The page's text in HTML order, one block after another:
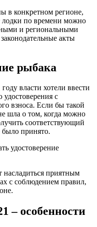
в конкретном регионе,
лодки по времени можно
и региональными
акты
рыбака
власти хотели ввести
с
взноса. Если бы такой
шла о том, когда можно
соответствующий
было принято.
удостоверение
приятным
с соблюдением правил,
– особенности